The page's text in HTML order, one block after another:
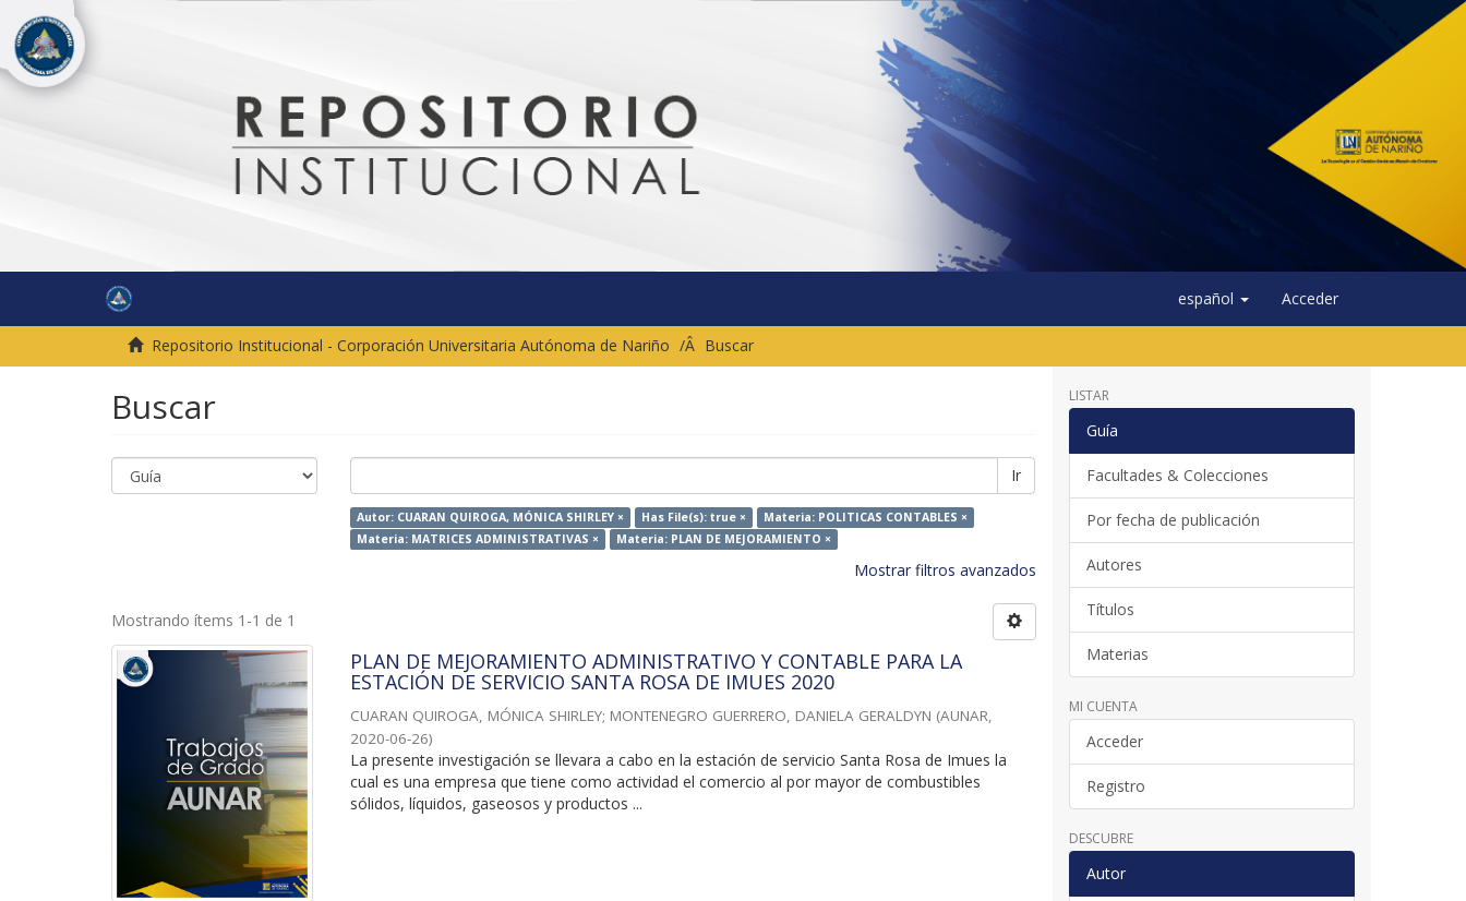
español Acceder
Repositorio Institucional - Corporación Universitaria Autónoma de Nariño Buscar
Buscar
Ir
Autor: CUARAN QUIROGA, MÓNICA SHIRLEY × Has File(s): true ×
Materia: POLITICAS CONTABLES ×
Materia: MATRICES ADMINISTRATIVAS ×
Materia: PLAN DE MEJORAMIENTO ×
Mostrar filtros avanzados
Mostrando ítems 1-1 de 1
PLAN DE MEJORAMIENTO ADMINISTRATIVO Y CONTABLE PARA LA
ESTACIÓN DE SERVICIO SANTA ROSA DE IMUES 2020
CUARAN QUIROGA, MÓNICA SHIRLEY; MONTENEGRO GUERRERO, DANIELA GERALDYN (AUNAR,
2020-06-26)
La presente investigación se llevara a cabo en la estación de servicio Santa Rosa de Imues la
cual es una empresa que tiene como actividad el comercio al por mayor de combustibles
sólidos, líquidos, gaseosos y productos ...
LISTAR
Guía
Facultades & Colecciones
Por fecha de publicación
Autores
Títulos
Materias
MI CUENTA
Acceder
Registro
DESCUBRE
Autor